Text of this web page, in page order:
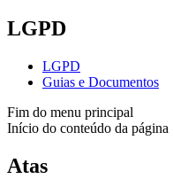
LGPD
LGPD
Guias e Documentos
Fim do menu principal
Início do conteúdo da página
Atas